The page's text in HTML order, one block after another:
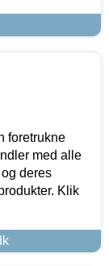
foretrukne
med alle
deres
Klik